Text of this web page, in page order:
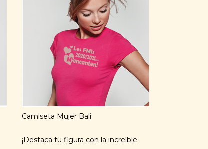
Camiseta Mujer Bali
¡Destaca tu figura con la increíble